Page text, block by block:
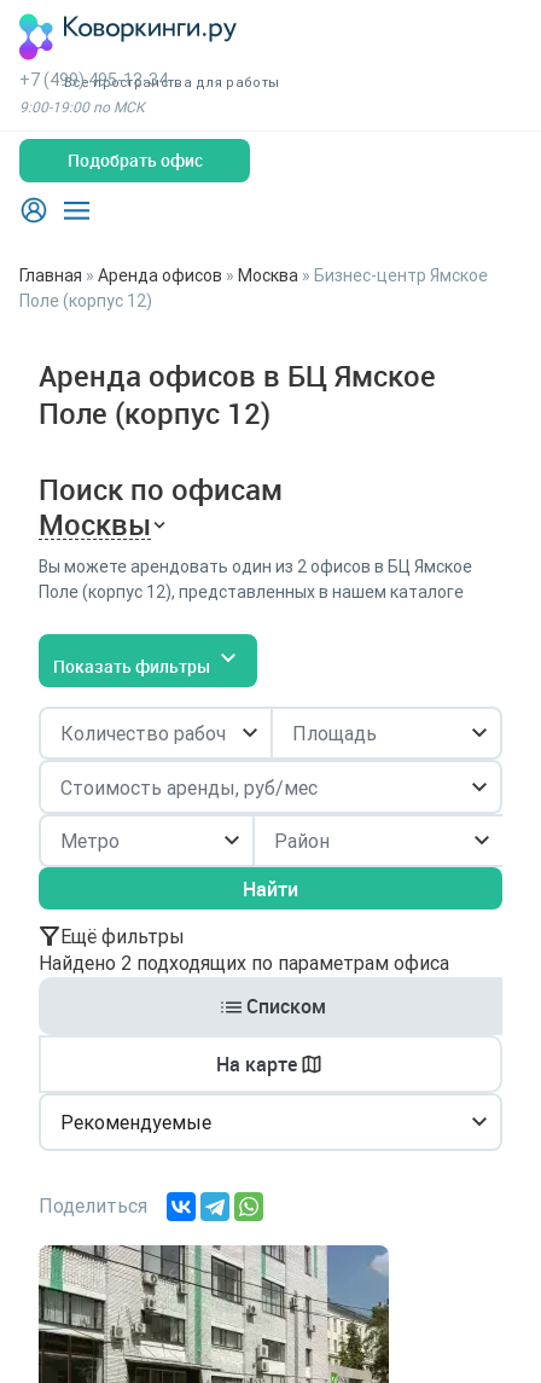
Все пространства для работы
+7 (499) 495-13-34
9:00-19:00 по МСК
Подобрать офис
Главная » Аренда офисов » Москва » Бизнес-центр Ямское
Поле (корпус 12)
Аренда офисов в БЦ Ямское
Поле (корпус 12)
Поиск по офисам
Москвы
Вы можете арендовать один из 2 офисов в БЦ Ямское
Поле (корпус 12), представленных в нашем каталоге
Показать фильтры
Район
Найти
Ещё фильтры
Найдено 2 подходящих по параметрам офиса
Списком
На карте
Рекомендуемые
Поделиться